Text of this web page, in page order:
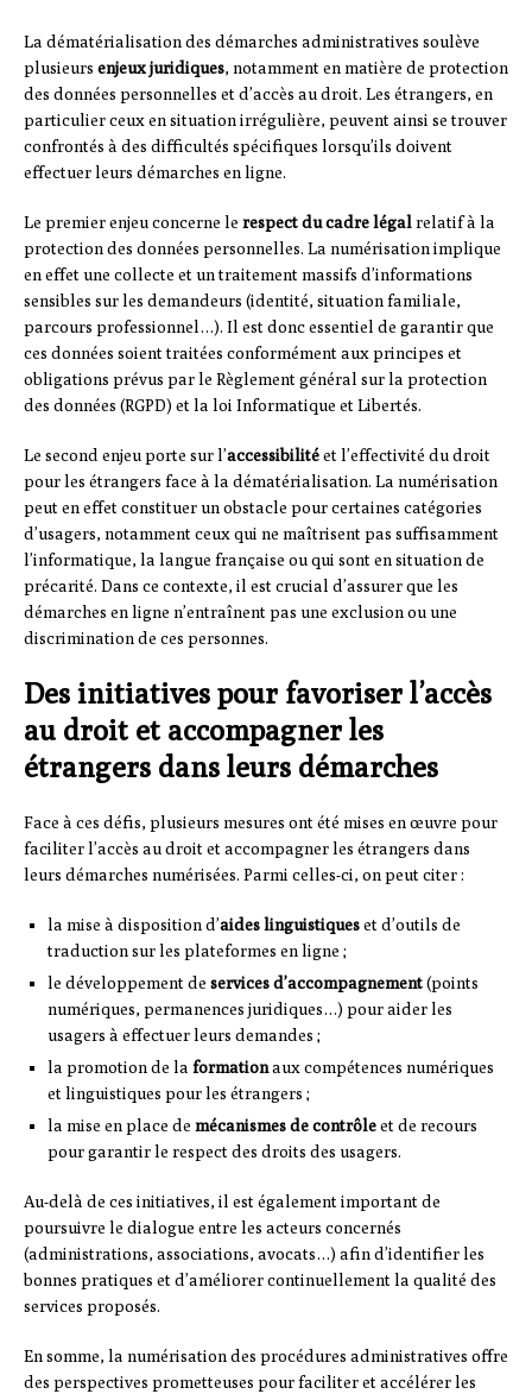
La dématérialisation des démarches administratives soulève
plusieurs enjeux juridiques, notamment en matière de protection
des données personnelles et d’accès au droit. Les étrangers, en
particulier ceux en situation irrégulière, peuvent ainsi se trouver
confrontés à des difficultés spécifiques lorsqu’ils doivent
effectuer leurs démarches en ligne.
Le premier enjeu concerne le respect du cadre légalrelatif à la
protection des données personnelles. La numérisation implique
en effet une collecte et un traitement massifs d’informations
sensibles sur les demandeurs (identité, situation familiale,
parcours professionnel…). Il est donc essentiel de garantir que
ces données soient traitées conformément aux principes et
obligations prévus par le Règlement général sur la protection
des données (RGPD) et la loi Informatique et Libertés.
Le second enjeu porte sur l’accessibilitéet l’effectivité du droit
pour les étrangers face à la dématérialisation. La numérisation
peut en effet constituer un obstacle pour certaines catégories
d’usagers, notamment ceux qui ne maîtrisent pas suffisamment
l’informatique, la langue française ou qui sont en situation de
précarité. Dans ce contexte, il est crucial d’assurer que les
démarches en ligne n’entraînent pas une exclusion ou une
discrimination de ces personnes.
Des initiatives pour favoriser l’accès
au droit et accompagner les
étrangers dans leurs démarches
Face à ces défis, plusieurs mesures ont été mises en œuvre pour
faciliter l’accès au droit et accompagner les étrangers dans
leurs démarches numérisées. Parmi celles-ci, on peut citer :
la mise à disposition d’aides linguistiqueset d’outils de
traduction sur les plateformes en ligne ;
le développement de services d’accompagnement(points
numériques, permanences juridiques…) pour aider les
usagers à effectuer leurs demandes ;
la promotion de la formationaux compétences numériques
et linguistiques pour les étrangers ;
la mise en place de mécanismes de contrôleet de recours
pour garantir le respect des droits des usagers.
Au-delà de ces initiatives, il est également important de
poursuivre le dialogue entre les acteurs concernés
(administrations, associations, avocats…) afin d’identifier les
bonnes pratiques et d’améliorer continuellement la qualité des
services proposés.
En somme, la numérisation des procédures administratives offre
des perspectives prometteuses pour faciliter et accélérer les